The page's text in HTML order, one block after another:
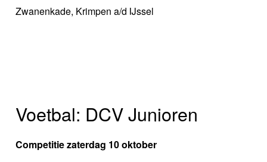
Zwanenkade, Krimpen a/d IJssel
Voetbal: DCV Junioren
Competitie zaterdag 10 oktober